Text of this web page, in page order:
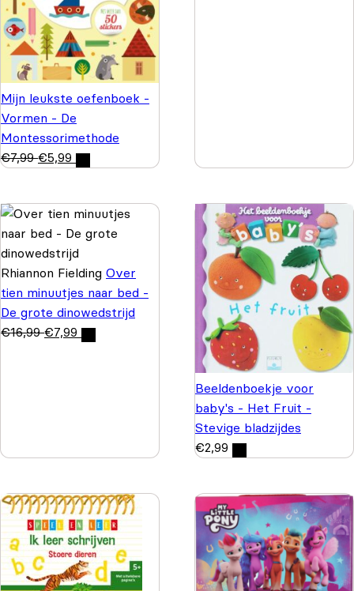
Mijn leukste oefenboek -
Vormen - De
Montessorimethode
€7,99 €5,99
Rhiannon Fielding Over
tien minuutjes naar bed -
De grote dinowedstrijd
€16,99 €7,99
Beeldenboekje voor
baby's - Het Fruit -
Stevige bladzijdes
€2,99